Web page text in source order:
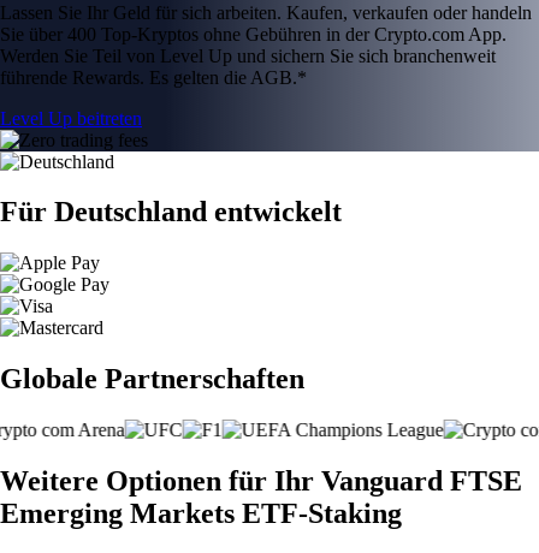
Lassen Sie Ihr Geld für sich arbeiten. Kaufen, verkaufen oder handeln
Sie über 400 Top-Kryptos ohne Gebühren in der Crypto.com App.
Werden Sie Teil von Level Up und sichern Sie sich branchenweit
führende Rewards. Es gelten die AGB.*
Level Up beitreten
Für Deutschland entwickelt
Globale Partnerschaften
Weitere Optionen für Ihr Vanguard FTSE
Emerging Markets ETF-Staking